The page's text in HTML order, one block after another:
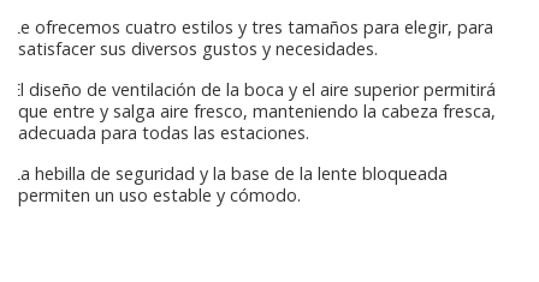
Le ofrecemos cuatro estilos y tres tamaños para elegir, para
satisfacer sus diversos gustos y necesidades.
El diseño de ventilación de la boca y el aire superior permitirá
que entre y salga aire fresco, manteniendo la cabeza fresca,
adecuada para todas las estaciones.
La hebilla de seguridad y la base de la lente bloqueada
permiten un uso estable y cómodo.